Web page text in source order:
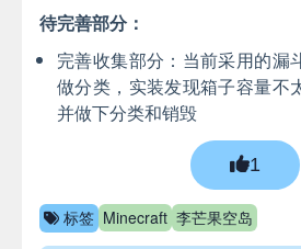
待完善部分：
完善收集部分：当前采用的漏
做分类，实装发现箱子容量不
并做下分类和销毁
1
标签 Minecraft 李芒果空岛